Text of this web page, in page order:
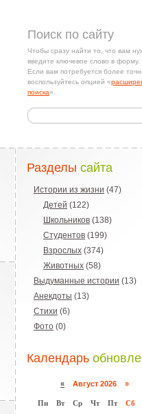
Поиск по сайту
Чтобы сразу найти то, что вам
введите ключевое слово в форму.
Если вам потребуется более
воспользуйтесь опцией «
поиска».
Разделы сайта
Истории из жизни (47)
Детей (122)
Школьников (138)
Студентов (199)
Взрослых (374)
Животных (58)
Выдуманные истории (13)
Анекдоты (13)
Стихи (6)
Фото (0)
Календарь
« Август 2026 »
Пн Вт Ср Чт Пт Сб